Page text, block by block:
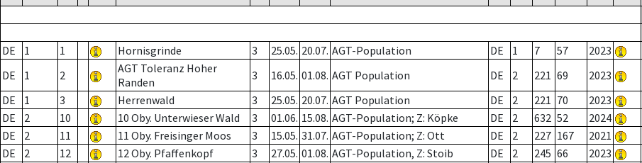
DE
1 1 Hornisgrinde 3 25.05. 20.07. AGT-Population DE 1 7 57 2023
DE
1 2
AGT Toleranz Hoher
Randen
3 16.05. 01.08. AGT Population DE 2 221 69 2023
DE
1 3 Herrenwald 3 25.05. 20.07. AGT Population DE 2 221 70 2023
DE
2 10 10 Oby. Unterwieser Wald 3 01.06. 15.08. AGT-Population; Z: Köpke DE 2 632 52 2024
DE
2 11 11 Oby. Freisinger Moos 3 15.05. 31.07. AGT-Population; Z: Ott DE 2 227 167 2021
DE
2 12 12 Oby. Pfaffenkopf 3 27.05. 01.08. AGT-Population, Z: Stoib DE 2 245 66 2023